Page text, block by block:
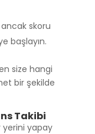
skoru
başlayın.
size hangi
bir şekilde
Takibi
yerini yapay